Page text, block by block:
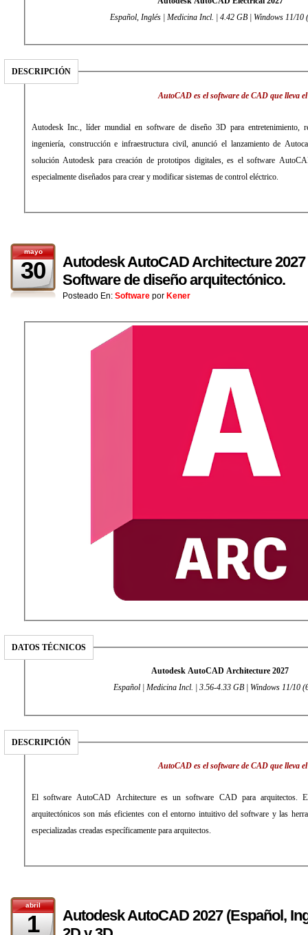
Español, Inglés | Medicina Incl. | 4.42 GB | Windows 11/10
DESCRIPCIÓN
AutoCAD es el software de CAD que lleva
Autodesk Inc., líder mundial en software de diseño 3D para entretenimiento,
ingeniería, construcción e infraestructura civil, anunció el lanzamiento de
solución Autodesk para creación de prototipos digitales, es el software
especialmente diseñados para crear y modificar sistemas de control eléctrico.
mayo
30
Autodesk AutoCAD Architecture
Software de diseño arquitectónico.
Posteado En: Software por Kener
DATOS TÉCNICOS
Autodesk AutoCAD Architecture 2027
Español | Medicina Incl. | 3.56-4.33 GB | Windows 11/10
DESCRIPCIÓN
AutoCAD es el software de CAD que lleva
El software AutoCAD Architecture es un software CAD para arquitectos.
arquitectónicos son más eficientes con el entorno intuitivo del software y las
especializadas creadas específicamente para arquitectos.
abril
1
Autodesk AutoCAD 2027 (Español,